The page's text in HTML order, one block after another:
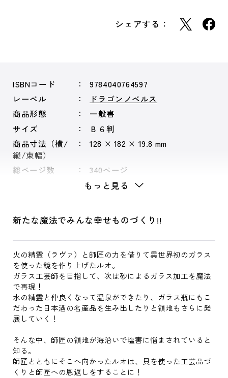
シェアする：
ISBNコード
9784040764597
レーベル
ドラゴンノベルス
商品形態
一般書
サイズ
Ｂ６判
商品寸法（横/
縦/束幅）
128 × 182 × 19.8 mm
総ページ数 340ページ
もっと見る
新たな魔法でみんな幸せものづくり!!
火の精霊（ラヴァ）と師匠の力を借りて異世界初のガラス
を使った鏡を作り上げたルオ。
ガラス工芸師を目指して、次は砂によるガラス加工を魔法
で再現！
水の精霊と仲良くなって温泉ができたり、ガラス瓶にもこ
だわった日本酒の名産品を生み出したりと領地もさらに発
展していく！
そんな中、師匠の領地が海沿いで塩害に悩まされていると
知る。
師匠とともにそこへ向かったルオは、貝を使った工芸品づ
くりと師匠への恩返しをすることに！